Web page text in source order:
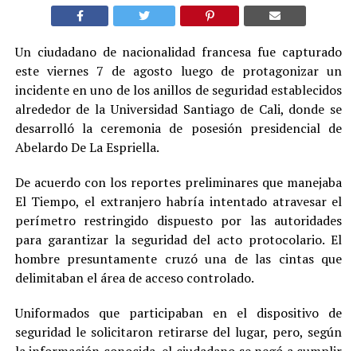
Un ciudadano de nacionalidad francesa fue capturado
este viernes 7 de agosto luego de protagonizar un
incidente en uno de los anillos de seguridad establecidos
alrededor de la Universidad Santiago de Cali, donde se
desarrolló la ceremonia de posesión presidencial de
Abelardo De La Espriella.
De acuerdo con los reportes preliminares que manejaba
El Tiempo, el extranjero habría intentado atravesar el
perímetro restringido dispuesto por las autoridades
para garantizar la seguridad del acto protocolario. El
hombre presuntamente cruzó una de las cintas que
delimitaban el área de acceso controlado.
Uniformados que participaban en el dispositivo de
seguridad le solicitaron retirarse del lugar, pero, según